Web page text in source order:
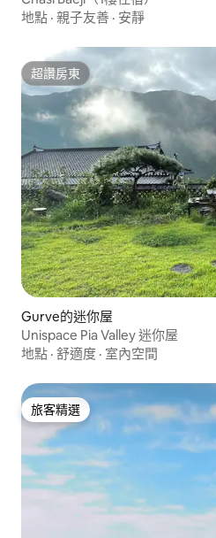
地點 · 親子友善 · 安靜
超讚房東
超讚房東
Gurve的迷你屋
Unispace Pia Valley 迷你屋
地點 · 舒適度 · 室內空間
旅客精選
旅客精選